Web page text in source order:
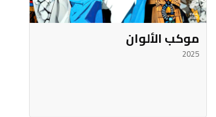
موكب الألوان
2025